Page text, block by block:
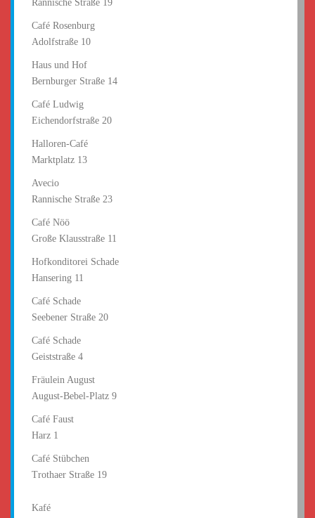
Rannische Straße 19
Café Rosenburg
Adolfstraße 10
Haus und Hof
Bernburger Straße 14
Café Ludwig
Eichendorfstraße 20
Halloren-Café
Marktplatz 13
Avecio
Rannische Straße 23
Café Nöö
Große Klausstraße 11
Hofkonditorei Schade
Hansering 11
Café Schade
Seebener Straße 20
Café Schade
Geiststraße 4
Fräulein August
August-Bebel-Platz 9
Café Faust
Harz 1
Café Stübchen
Trothaer Straße 19
Kafé